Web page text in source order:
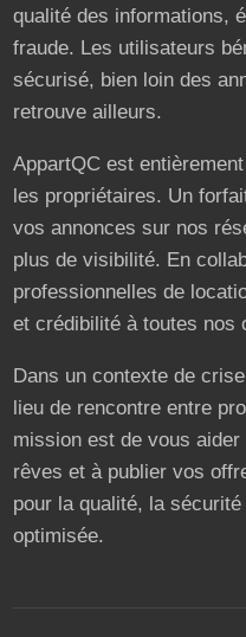
qualité des informations,
fraude. Les utilisateurs
sécurisé, bien loin des
retrouve ailleurs.
AppartQC est
les propriétaires. Un
vos annonces sur nos
plus de visibilité. En
professionnelles de
et crédibilité à toutes nos
Dans un contexte de
lieu de rencontre entre
mission est de vous aider
rêves et à publier vos
pour la qualité, la
optimisée.